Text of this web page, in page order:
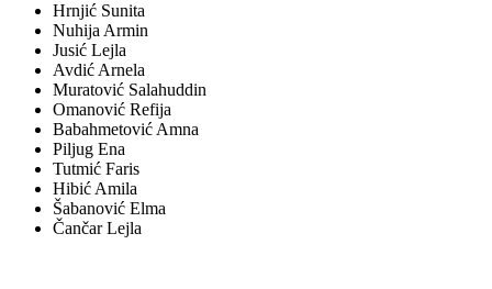
Hrnjić Sunita
Nuhija Armin
Jusić Lejla
Avdić Arnela
Muratović Salahuddin
Omanović Refija
Babahmetović Amna
Piljug Ena
Tutmić Faris
Hibić Amila
Šabanović Elma
Čančar Lejla